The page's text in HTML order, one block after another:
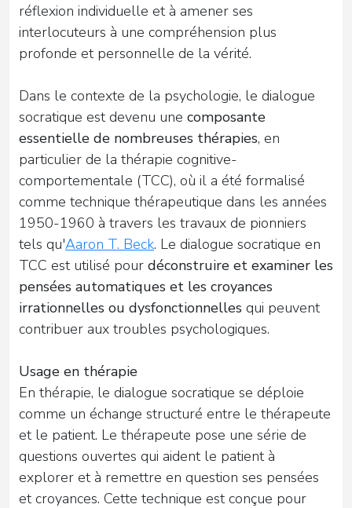
réflexion individuelle et à amener ses
interlocuteurs à une compréhension plus
profonde et personnelle de la vérité.
Dans le contexte de la psychologie, le dialogue
socratique est devenu une composante
essentielle de nombreuses thérapies, en
particulier de la thérapie cognitive-
comportementale (TCC), où il a été formalisé
comme technique thérapeutique dans les années
1950-1960 à travers les travaux de pionniers
tels qu'Aaron T. Beck. Le dialogue socratique en
TCC est utilisé pour déconstruire et examiner les
pensées automatiques et les croyances
irrationnelles ou dysfonctionnelles qui peuvent
contribuer aux troubles psychologiques.
Usage en thérapie
En thérapie, le dialogue socratique se déploie
comme un échange structuré entre le thérapeute
et le patient. Le thérapeute pose une série de
questions ouvertes qui aident le patient à
explorer et à remettre en question ses pensées
et croyances. Cette technique est conçue pour